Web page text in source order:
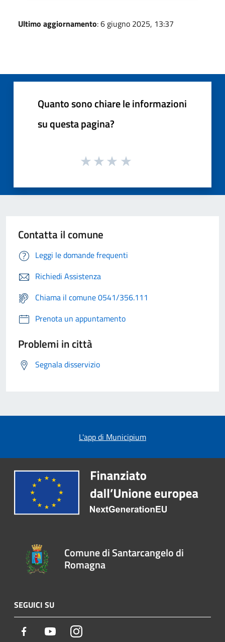
Ultimo aggiornamento: 6 giugno 2025, 13:37
Quanto sono chiare le informazioni
su questa pagina?
Contatta il comune
Leggi le domande frequenti
Richiedi Assistenza
Chiama il comune 0541/356.111
Prenota un appuntamento
Problemi in città
Segnala disservizio
L'app di Municipium
Comune di Santarcangelo di
Romagna
SEGUICI SU
Facebook YoutubeInstagram